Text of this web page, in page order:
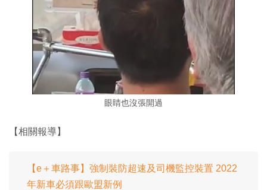
眼睛也沒張開過
【相關報導】
【e＋車路事】強制裝防超速及司機監控裝置 2022
年新車必須跟歐盟新例